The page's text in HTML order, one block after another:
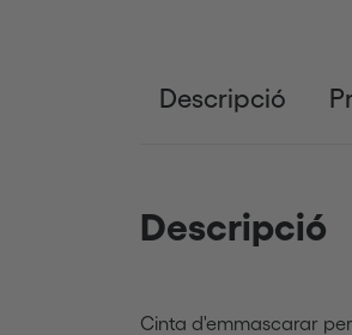
Descripció
Descripció
Cinta d'emmascarar